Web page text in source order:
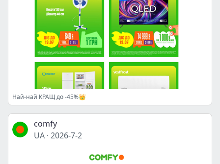
Най-най КРАЩ до -45%👑
comfy
UA · 2026-7-2